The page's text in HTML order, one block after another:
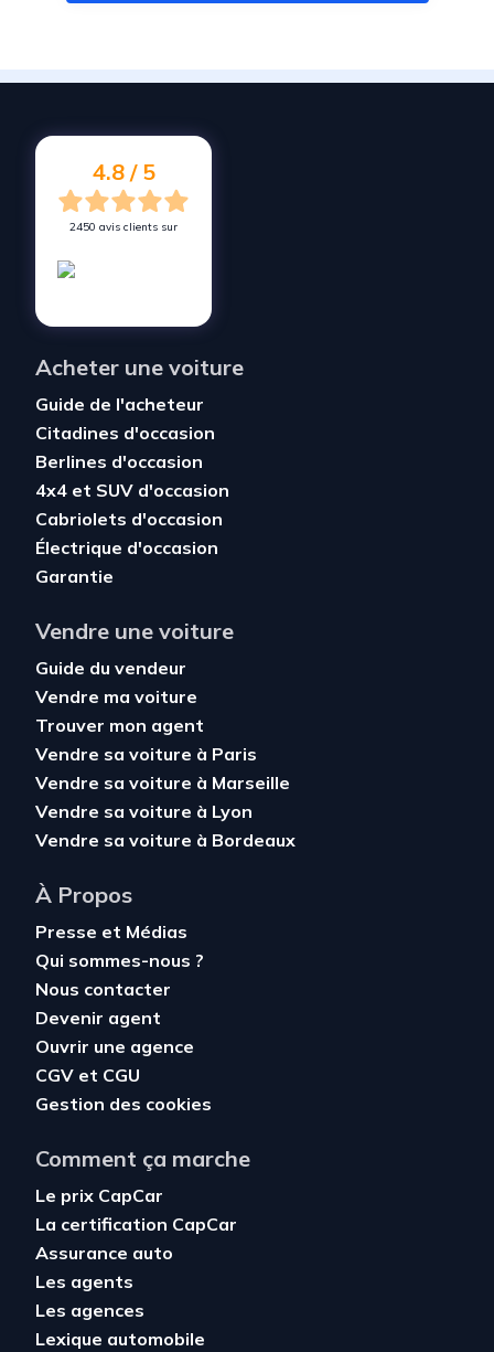
Vendez votre voiture à
4.8 / 5
2450 avis clients sur
Acheter une voiture
Guide de l'acheteur
Citadines d'occasion
Berlines d'occasion
4x4 et SUV d'occasion
Cabriolets d'occasion
Électrique d'occasion
Garantie
Vendre une voiture
Guide du vendeur
Vendre ma voiture
Trouver mon agent
Vendre sa voiture à Paris
Vendre sa voiture à Marseille
Vendre sa voiture à Lyon
Vendre sa voiture à Bordeaux
À Propos
Presse et Médias
Qui sommes-nous ?
Nous contacter
Devenir agent
Ouvrir une agence
CGV et CGU
Gestion des cookies
Comment ça marche
Le prix CapCar
La certification CapCar
Assurance auto
Les agents
Les agences
Lexique automobile